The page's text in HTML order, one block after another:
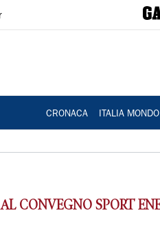
CRONACA ITALIA MONDO
CONVEGNO SPORT